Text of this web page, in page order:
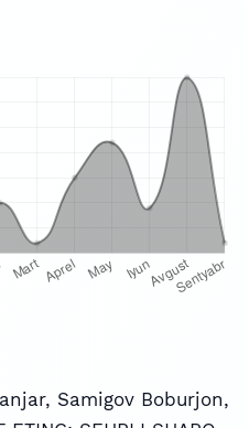
Samigov Boburjon,